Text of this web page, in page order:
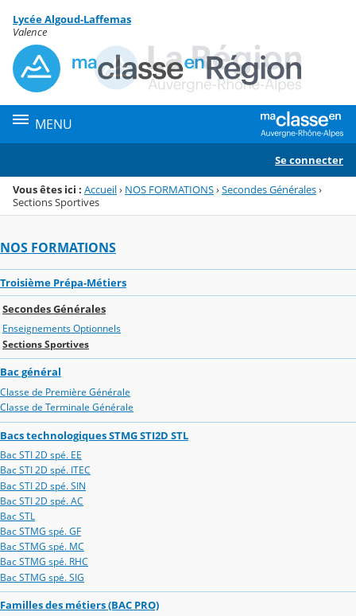
Menu de la rubrique
Contenu
Lycée Algoud-Laffemas
Valence
MENU
Se connecter
Vous êtes ici : Accueil› NOS FORMATIONS›Secondes Générales›
Sections Sportives
NOS FORMATIONS
Troisième Prépa-Métiers
Secondes Générales
Enseignements Optionnels
Sections Sportives
Bac général
Classe de Première Générale
Classe de Terminale Générale
Bacs technologiques STMG STI2D STL
Bac STI 2D spé. EE
Bac STI 2D spé. ITEC
Bac STI 2D spé. SIN
Bac STI 2D spé. AC
Bac STL
Bac STMG spé. GF
Bac STMG spé. MC
Bac STMG spé. RHC
Bac STMG spé. SIG
Familles des métiers (BAC PRO)